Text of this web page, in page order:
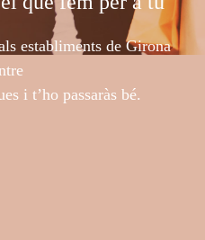
establiments de Girona
i t’ho passaràs bé.